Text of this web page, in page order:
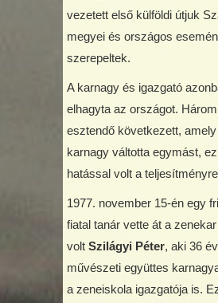
vezetett első külföldi útjuk
megyei és országos
szerepeltek.
A karnagy és igazgató
elhagyta az országot.
esztendő következett,
karnagy váltotta egymást,
hatással volt a
1977. november 15-én egy
fiatal tanár vette át a
volt Szilágyi Péter, aki 36
művészeti együttes
a zeneiskola igazgatója is.